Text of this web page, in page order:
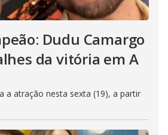
Dudu Camargo
da vitória em A
a atração nesta sexta (19), a partir